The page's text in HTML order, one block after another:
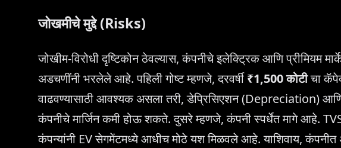
जोखमीचे मुद्दे (Risks)
जोखीम-विरोधी दृष्टिकोन ठेवल्यास, कंपनीचे इलेक्ट्रिक आणि
अडचणींनी भरलेले आहे. पहिली गोष्ट म्हणजे, दरवर्षी₹1,500 कोटीचा
वाढवण्यासाठी आवश्यक असला तरी, डेप्रिसिएशन (Depreciation)
कंपनीचे मार्जिन कमी होऊ शकते. दुसरे म्हणजे, कंपनी स्पर्धेत मागे आहे.
कंपन्यांनी EV सेगमेंटमध्ये आधीच मोठे यश मिळवले आहे. याशिवाय, कंपनीत